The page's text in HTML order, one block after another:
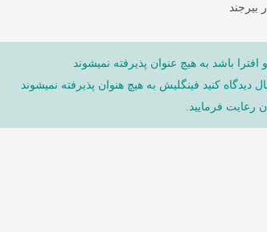
بیرجند
باشد به هیچ عنوان پذیرفته نمیشوند
دیدگاه کنید فینگلیش به هیچ هنوان پذیرفته نمیشوند
رعایت فرمایید.